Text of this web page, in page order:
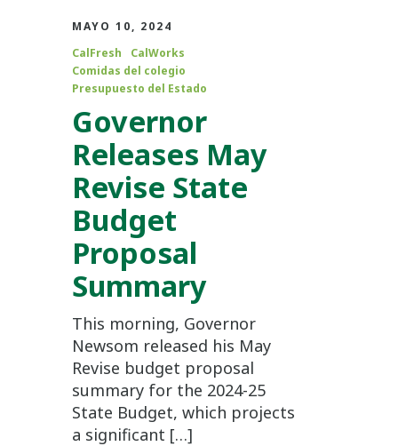
MAYO 10, 2024
CalFresh
CalWorks
Comidas del colegio
Presupuesto del Estado
Governor
Releases May
Revise State
Budget
Proposal
Summary
This morning, Governor
Newsom released his May
Revise budget proposal
summary for the 2024-25
State Budget, which projects
a significant […]